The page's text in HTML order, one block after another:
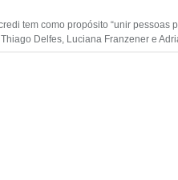
tem como propósito “unir pessoas
Delfes, Luciana Franzener e